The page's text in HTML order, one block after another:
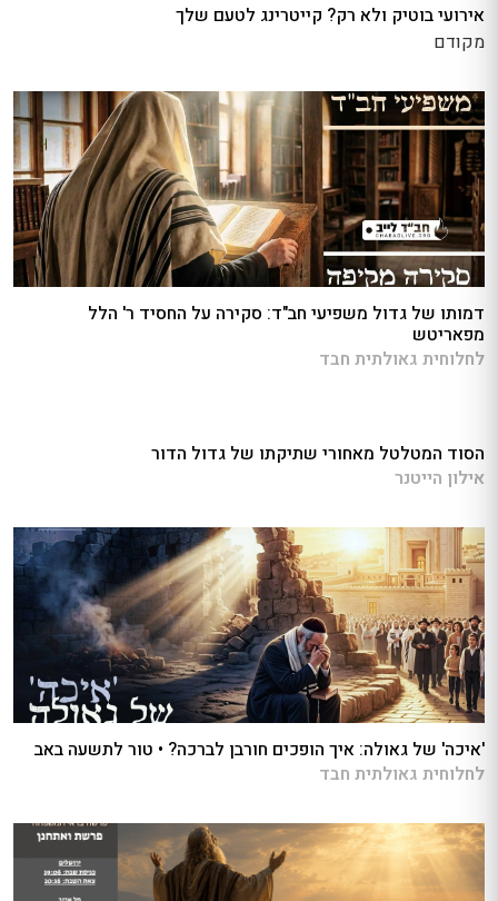
אירועי בוטיק ולא רק? קייטרינג לטעם שלך
מקודם
דמותו של גדול משפיעי חב"ד: סקירה על החסיד ר' הלל
מפאריטש
לחלוחית גאולתית חבד
הסוד המטלטל מאחורי שתיקתו של גדול הדור
אילון הייטנר
'איכה' של גאולה: איך הופכים חורבן לברכה? • טור לתשעה באב
לחלוחית גאולתית חבד